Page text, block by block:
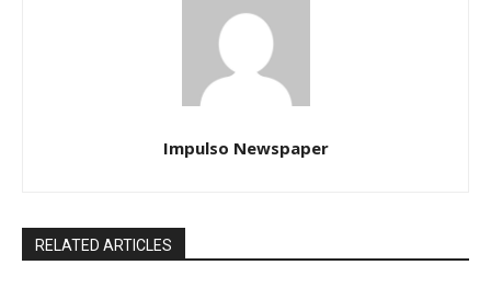
Impulso Newspaper
RELATED ARTICLES